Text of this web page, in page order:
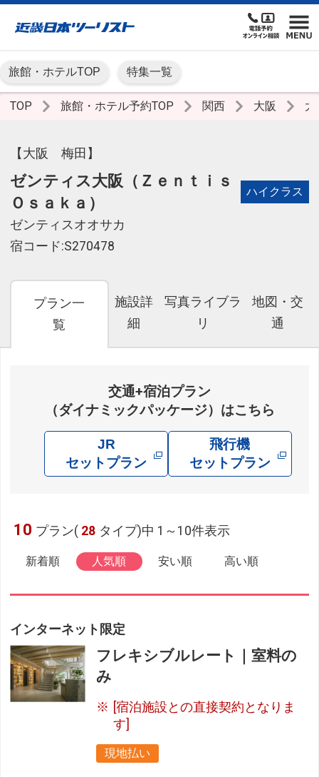
旅館・ホテルTOP 特集一覧
TOP 旅館・ホテル予約TOP 関西 大阪
【大阪 梅田】
ゼンティス大阪（Ｚｅｎｔｉｓ
Ｏｓａｋａ）
ハイクラス
ゼンティスオオサカ
宿コード:S270478
プラン一
覧
施設詳
細
写真ライブラ
リ
地図・交
通
交通+宿泊プラン
（ダイナミックパッケージ）はこちら
JR
セットプラン
飛行機
セットプラン
10 プラン( 28 タイプ)中 1～10件表示
新着順 人気順 安い順 高い順
インターネット限定
フレキシブルレート｜室料の
み
[宿泊施設との直接契約となりま
す]
現地払い